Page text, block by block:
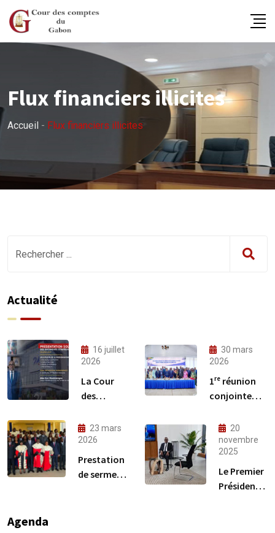
Flux financiers illicites
Accueil - Flux financiers illicites
Actualité
16 juillet
2026
La Cour
des
Gabon 24
30 mars
2026
1ʳᵉ réunion
conjointe
Commissions
techniques
du CREFIAF
23 mars
2026
Prestation
de serment
20
novembre
2025
Le Premier
Président à
Agenda